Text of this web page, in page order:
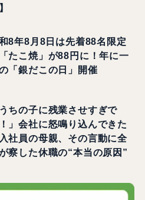
8年8月8日は先着88名限定
たこ焼」が88円に！年に一
「銀だこの日」開催
うちの子に残業させすぎで
」会社に怒鳴り込んできた
社員の母親、その言動に全
察した休職の“本当の原因”